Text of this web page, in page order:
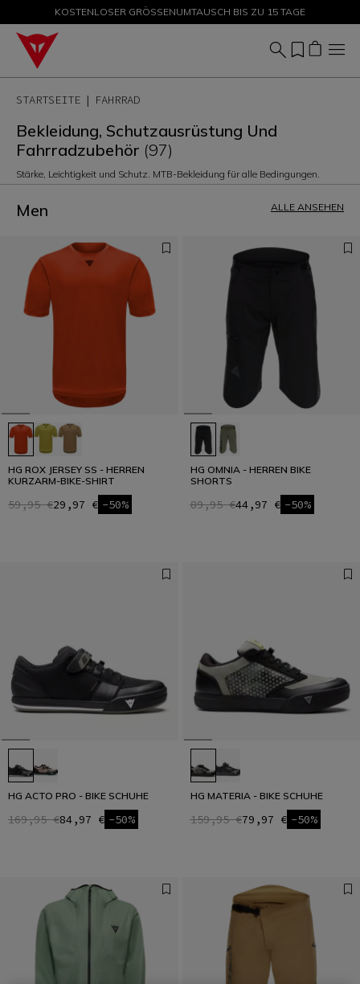
SALE BIS ZU -50 % – JETZT SHOPPEN
KOSTENLOSER GRÖSSENUMTAUSCH BIS ZU 15 TAGE
STARTSEITE FAHRRAD
Bekleidung, Schutzausrüstung Und
Fahrradzubehör (97)
Stärke, Leichtigkeit und Schutz. MTB-Bekleidung für alle Bedingungen.
Men ALLE ANSEHEN
HG ROX JERSEY SS - HERREN
KURZARM-BIKE-SHIRT
59,95 €29,97 € -50%
HG OMNIA - HERREN BIKE
SHORTS
89,95 €44,97 € -50%
HG ACTO PRO - BIKE SCHUHE
169,95 €84,97 € -50%
HG MATERIA - BIKE SCHUHE
159,95 €79,97 € -50%